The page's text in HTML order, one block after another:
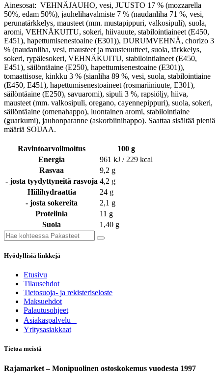
Ainesosat: VEHNÄJAUHO, vesi, JUUSTO 17 % (mozzarella
50%, edam 50%), jauhelihavalmiste 7 % (naudanliha 71 %, vesi,
perunatärkkelys, mausteet (mm. mustapippuri, valkosipuli), suola,
aromi, VEHNÄKUITU, sokeri, hiivauute, stabilointiaineet (E450,
E451), hapettumisenestoaine (E301)), DURUMVEHNÄ, chorizo 3
% (naudanliha, vesi, mausteet ja mausteuutteet, suola, tärkkelys,
sokeri, rypälesokeri, VEHNÄKUITU, stabilointiaineet (E450,
E451), säilöntäaine (E250), hapettumisenestoaine (E301)),
tomaattisose, kinkku 3 % (sianliha 89 %, vesi, suola, stabilointiaine
(E450, E451), hapettumisenestoaineet (rosmariiniuute, E301),
säilöntäaine (E250), savuaromi), sipuli 3 %, rapsiöljy, hiiva,
mausteet (mm. valkosipuli, oregano, cayennepippuri), suola, sokeri,
säilöntäaine (omenahappo), luontainen aromi, stabilointiaine
(guarkumi), jauhonparanne (askorbiinihappo). Saattaa sisältää pieniä
määriä SOIJAA.
Ravintoarvoilmoitus
100 g
Energia
961 kJ / 229 kcal
Rasvaa
9,2 g
- josta tyydyttyneitä rasvoja 4,2 g
Hiilihydraattia
24 g
- josta sokereita
2,1 g
Proteiinia
11 g
Suola
1,40 g
Hyödyllisiä linkkejä
Etusivu
Tilausehdot
Tietosuoja- ja rekisteriseloste
Maksuehdot
Palautusohjeet
Asia​k​aspalvelu
​Yritysasiakkaat
Tietoa meistä
Rajamarket – Monipuolinen ostoskokemus vuodesta 1997